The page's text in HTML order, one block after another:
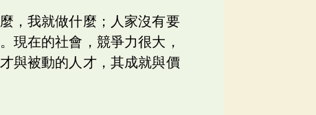
，我就做什麼；人家沒有要
現在的社會，競爭力很大，
與被動的人才，其成就與價